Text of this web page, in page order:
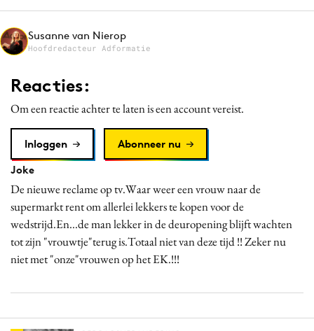
Martech
Media
Merkstrategie
Programmatic
Purpose Marketing
Reputatie & crisis
Susanne van Nierop
Hoofdredacteur Adformatie
Reacties:
Om een reactie achter te laten is een account vereist.
Inloggen
Abonneer nu
Joke
De nieuwe reclame op tv.Waar weer een vrouw naar de
supermarkt rent om allerlei lekkers te kopen voor de
wedstrijd.En...de man lekker in de deuropening blijft wachten
tot zijn "vrouwtje"terug is.Totaal niet van deze tijd !! Zeker nu
niet met "onze"vrouwen op het EK.!!!